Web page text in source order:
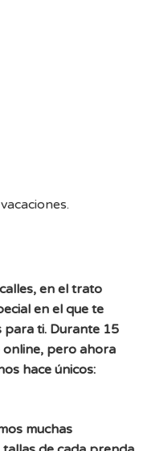
en el trato
en el que te
para ti. Durante 15
pero ahora
hace únicos:
muchas